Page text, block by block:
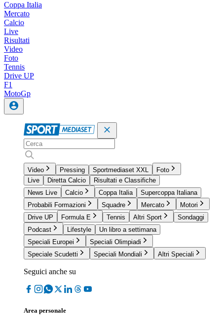
Coppa Italia
Mercato
Calcio
Live
Risultati
Video
Foto
Tennis
Drive UP
F1
MotoGp
Video Pressing Sportmediaset XXL
Foto
Live
Diretta Calcio
Risultati e Classifiche
News Live
Calcio Coppa Italia
Supercoppa Italiana
Probabili Formazioni
Squadre Mercato
Motori
Drive UP
Formula E Tennis Altri Sport
Sondaggi
Podcast
Lifestyle
Un libro a settimana
Speciali Europei
Speciali Olimpiadi
Speciale Scudetti
Speciali Mondiali Altri Speciali
Seguici anche su
Area personale